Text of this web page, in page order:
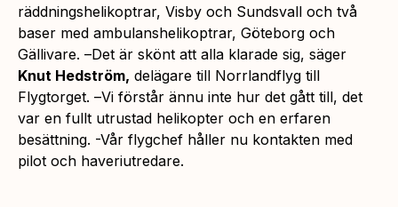
räddningshelikoptrar, Visby och Sundsvall och två
baser med ambulanshelikoptrar, Göteborg och
Gällivare. –Det är skönt att alla klarade sig, säger
Knut Hedström, delägare till Norrlandflyg till
Flygtorget. –Vi förstår ännu inte hur det gått till, det
var en fullt utrustad helikopter och en erfaren
besättning. -Vår flygchef håller nu kontakten med
pilot och haveriutredare.